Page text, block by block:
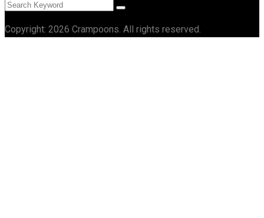
Copyright: 2026 Crampoons. All rights reserved.